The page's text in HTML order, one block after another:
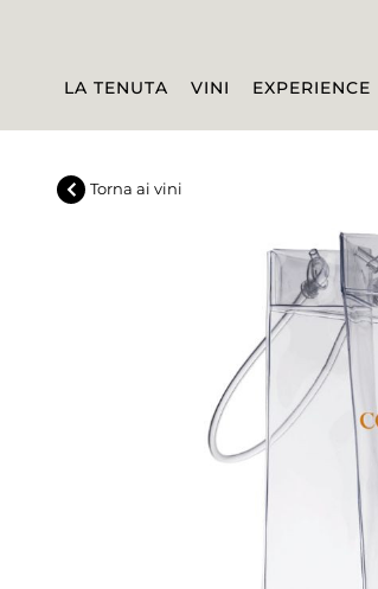
LA TENUTA VINI EXPERIENCE
Torna ai vini